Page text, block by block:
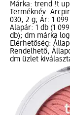
Márka: trend !t
Terméknév:
030, 2 g; Ár: 1 099
Alapár: 1 db (1
db); dm márka
Elérhetőség:
Rendelhető,
dm üzlet